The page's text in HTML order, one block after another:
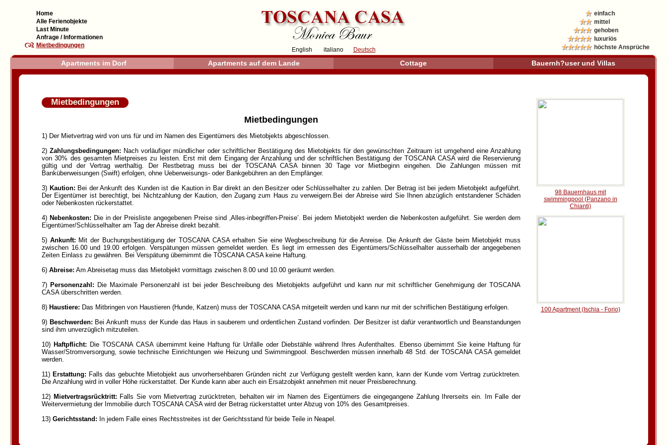
Home
Alle Ferienobjekte
Last Minute
Anfrage / Informationen
Mietbedingungen
English italiano Deutsch
einfach
mittel
gehoben
luxuriös
höchste Ansprüche
Apartments im Dorf Apartments auf dem Lande Cottage Bauernh?user und Villas
Mietbedingungen
Mietbedingungen
1) Der Mietvertrag wird von uns für und im Namen des Eigentümers des Mietobjekts abgeschlossen.
2)Zahlungsbedingungen: Nach vorläufiger mündlicher oder schriftlicher Bestätigung des Mietobjekts für den gewünschten Zeitraum ist umgehend eine Anzahlung
von 30% des gesamten Mietpreises zu leisten. Erst mit dem Eingang der Anzahlung und der schriftlichen Bestätigung der TOSCANA CASA wird die Reservierung
gültig und der Vertrag werthaltig. Der Restbetrag muss bei der TOSCANA CASA binnen 30 Tage vor Mietbeginn eingehen. Die Zahlungen müssen mit
Banküberweisungen (Swift) erfolgen, ohne Ueberweisungs- oder Bankgebühren an den Empfänger.
3) Kaution: Bei der Ankunft des Kunden ist die Kaution in Bar direkt an den Besitzer oder Schlüsselhalter zu zahlen. Der Betrag ist bei jedem Mietobjekt aufgeführt.
Der Eigentümer ist berechtigt, bei Nichtzahlung der Kaution, den Zugang zum Haus zu verweigern.Bei der Abreise wird Sie Ihnen abzüglich entstandener Schäden
oder Nebenkosten rückerstattet.
4) Nebenkosten: Die in der Preisliste angegebenen Preise sind ‚Alles-inbegriffen-Preise’. Bei jedem Mietobjekt werden die Nebenkosten aufgeführt. Sie werden dem
Eigentümer/Schlüsselhalter am Tag der Abreise direkt bezahlt.
5) Ankunft: Mit der Buchungsbestätigung der TOSCANA CASA erhalten Sie eine Wegbeschreibung für die Anreise. Die Ankunft der Gäste beim Mietobjekt muss
zwischen 16.00 und 19.00 erfolgen. Verspätungen müssen gemeldet werden. Es liegt im ermessen des Eigentümers/Schlüsselhalter ausserhalb der angegebenen
Zeiten Einlass zu gewähren. Bei Verspätung übernimmt die TOSCANA CASA keine Haftung.
6) Abreise: Am Abreisetag muss das Mietobjekt vormittags zwischen 8.00 und 10.00 geräumt werden.
7) Personenzahl: Die Maximale Personenzahl ist bei jeder Beschreibung des Mietobjekts aufgeführt und kann nur mit schriftlicher Genehmigung der TOSCANA
CASA überschritten werden.
8) Haustiere: Das Mitbringen von Haustieren (Hunde, Katzen) muss der TOSCANA CASA mitgeteilt werden und kann nur mit der schriflichen Bestätigung erfolgen.
9) Beschwerden: Bei Ankunft muss der Kunde das Haus in sauberem und ordentlichen Zustand vorfinden. Der Besitzer ist dafür verantwortlich und Beanstandungen
sind ihm unverzüglich mitzuteilen.
10) Haftpflicht: Die TOSCANA CASA übernimmt keine Haftung für Unfälle oder Diebstähle während Ihres Aufenthaltes. Ebenso übernimmt Sie keine Haftung für
Wasser/Stromversorgung, sowie technische Einrichtungen wie Heizung und Swimmingpool. Beschwerden müssen innerhalb 48 Std. der TOSCANA CASA gemeldet
werden.
11) Erstattung: Falls das gebuchte Mietobjekt aus unvorhersehbaren Gründen nicht zur Verfügung gestellt werden kann, kann der Kunde vom Vertrag zurücktreten.
Die Anzahlung wird in voller Höhe rückerstattet. Der Kunde kann aber auch ein Ersatzobjekt annehmen mit neuer Preisberechnung.
12) Mietvertragsrücktritt: Falls Sie vom Mietvertrag zurücktreten, behalten wir im Namen des Eigentümers die eingegangene Zahlung Ihrerseits ein. Im Falle der
Weitervermietung der Immobilie durch TOSCANA CASA wird der Betrag rückerstattet unter Abzug von 10% des Gesamtpreises.
13) Gerichtsstand: In jedem Falle eines Rechtsstreites ist der Gerichtsstand für beide Teile in Neapel.
98 Bauernhaus mit
swimmingpool (Panzano in
Chianti)
100 Apartment (Ischia - Forio)